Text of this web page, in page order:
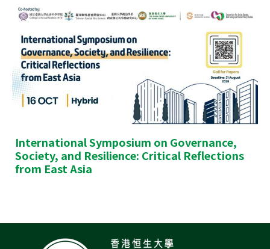
International Symposium on Governance,
Society, and Resilience: Critical Reflections
from East Asia